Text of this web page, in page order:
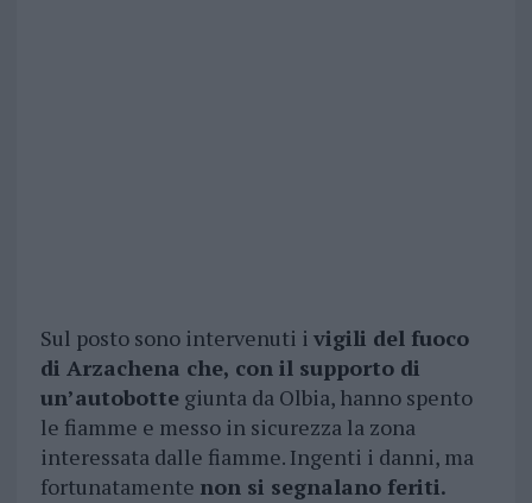
Sul posto sono intervenuti i vigili del fuoco
di Arzachena che, con il supporto di
un’autobottegiunta da Olbia, hanno spento
le fiamme e messo in sicurezza la zona
interessata dalle fiamme. Ingenti i danni, ma
fortunatamente non si segnalano feriti.